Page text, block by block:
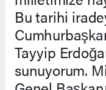
Bu tarihi
Tayyip
sunuyorum.